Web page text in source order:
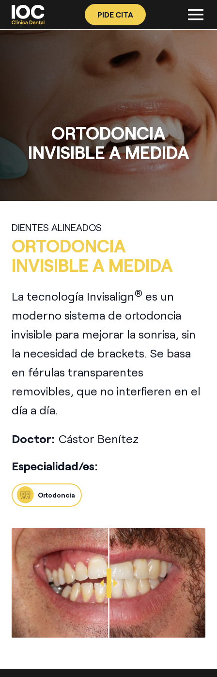
PIDE CITA
ORTODONCIA
INVISIBLE A MEDIDA
DIENTES ALINEADOS
ORTODONCIA
INVISIBLE A MEDIDA
La tecnología Invisalign® es un
moderno sistema de ortodoncia
invisible para mejorar la sonrisa, sin
la necesidad de brackets. Se basa
en férulas transparentes
removibles, que no interfieren en el
día a día.
Doctor: Cástor Benítez
Especialidad/es:
Ortodoncia